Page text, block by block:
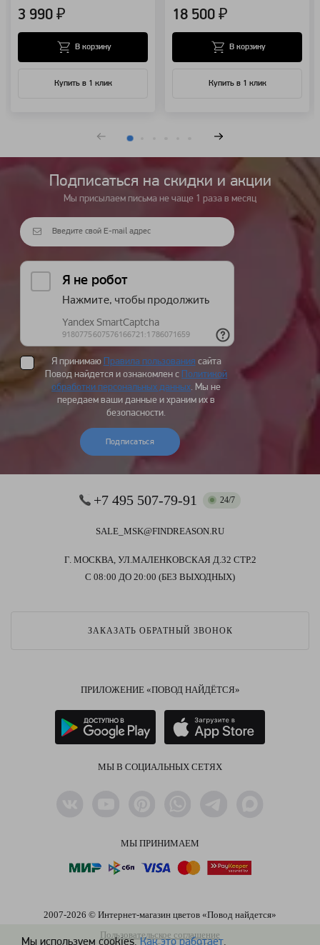
Мы используем cookies.Как это работает.
3 990 ₽
Купить в 1 клик
В корзину
18 500 ₽
Купить в 1 клик
В корзину
Подписаться на cкидки и акции
Мы присылаем письма не чаще 1 раза в месяц
Я принимаю Правила пользования сайта
Повод найдется и ознакомлен с Политикой
обработки персональных данных. Мы не
передаем ваши данные и храним их в
безопасности.
Подписаться
+7 495 507-79-91 24/7
SALE_MSK@FINDREASON.RU
Г. МОСКВА, УЛ.МАЛЕНКОВСКАЯ Д.32 СТР.2
С 08:00 ДО 20:00 (БЕЗ ВЫХОДНЫХ)
ЗАКАЗАТЬ ОБРАТНЫЙ ЗВОНОК
ПРИЛОЖЕНИЕ «ПОВОД НАЙДЁТСЯ»
МЫ В СОЦИАЛЬНЫХ СЕТЯХ
МЫ ПРИНИМАЕМ
2007-2026 © Интернет-магазин цветов «Повод найдется»
Пользовательское соглашение